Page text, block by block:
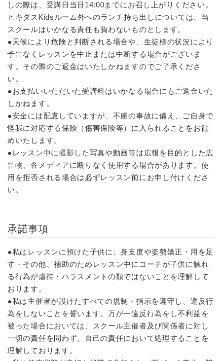
しの際は、受講日当日14:00までにお召し上がりください。
ヒキダスKidsルーム外へのランチ持ち出しについては、当
スクールはいかなる責任も負わないものとします。
●天候により危険と判断される場合や、生徒様の状況により
予告なくレッスンを中止または中断する場合がございま
す。その際のご返金はいたしかねますのでご了承くださ
い。
●お支払いいただいた受講料はいかなる場合にもご返金いた
しかねます。
●安全には配慮していますが、不慮の事故に備え、ご自身で
怪我に対応する保険（傷害保険等）に入られることをお勧
めいたします。
●レッスン中に撮影した写真や動画等は広報を目的とした広
告物、各メディアに断りなく使用する場合があります。使
用を拒否される場合は必ずレッスン前にお申し付けくださ
い。
承諾事項
●私はレッスンに預けた子供に、身支度や姿勢矯正・用を足
す・その他、補助のためレッスン中にコーチが子供に触れ
る行為が虐待・ハラスメントの類ではないことを理解して
おります。
●私は主催者が設けたすべての規制・指示を遵守し、違反行
為をしないことを誓います。万が一違反行為をし不利益を
被った場合においては、スクール主催者及び関係者に対し
一切の責任を問わず、自己の責任において処理することを
理解しております。